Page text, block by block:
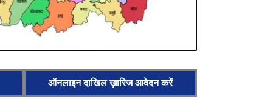
ऑनलाइन दाखिल ख़ारिज आवेदन करें